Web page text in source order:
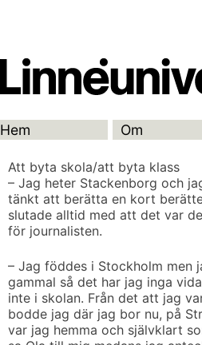
Hem Om
Att byta skola/att byta klass
– Jag heter Stackenborg och
tänkt att berätta en kort
slutade alltid med att det var
för journalisten.
– Jag föddes i Stockholm men
gammal så det har jag inga
inte i skolan. Från det att jag
bodde jag där jag bor nu, på
var jag hemma och självklart